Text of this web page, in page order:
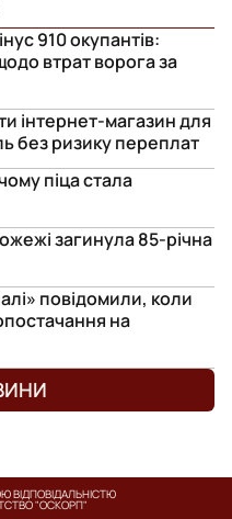
910 окупантів:
втрат ворога за
інтернет-магазин для
без ризику переплат
піца стала
загинула 85-річна
повідомили, коли
на
ВІДПОВІДАЛЬНІСТЮ
"ОСКОРП"